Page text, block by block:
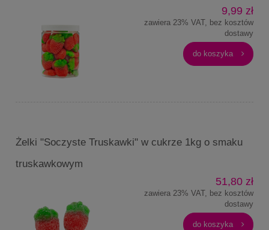
9,99 zł
zawiera 23% VAT, bez kosztów
dostawy
do koszyka
Żelki "Soczyste Truskawki" w cukrze 1kg o smaku
truskawkowym
51,80 zł
zawiera 23% VAT, bez kosztów
dostawy
do koszyka